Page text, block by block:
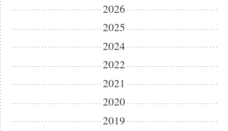
2026
2025
2024
2022
2021
2020
2019